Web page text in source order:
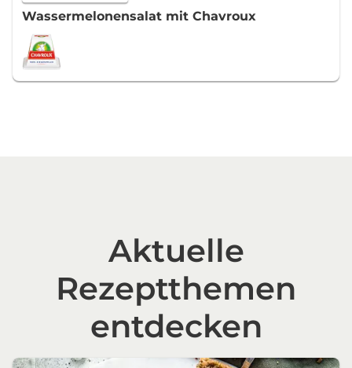
Wassermelonensalat mit Chavroux
Aktuelle
Rezeptthemen
entdecken